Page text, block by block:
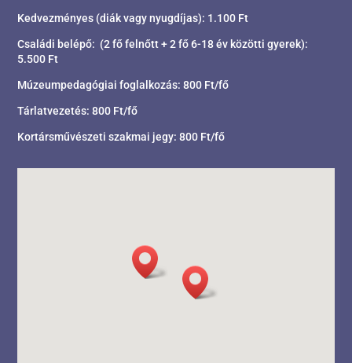
Kedvezményes (diák vagy nyugdíjas): 1.100 Ft
Családi belépő: (2 fő felnőtt + 2 fő 6-18 év közötti gyerek):
5.500 Ft
Múzeumpedagógiai foglalkozás: 800 Ft/fő
Tárlatvezetés: 800 Ft/fő
Kortársművészeti szakmai jegy: 800 Ft/fő